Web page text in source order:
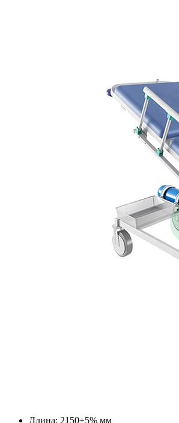
Длина: 2150±5% мм